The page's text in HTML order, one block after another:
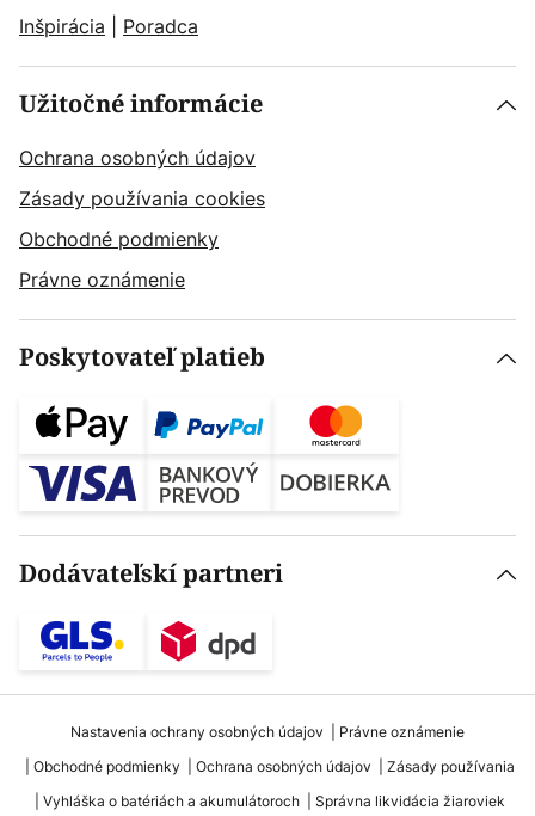
Inšpirácia
Poradca
Užitočné informácie
Ochrana osobných údajov
Zásady používania cookies
Obchodné podmienky
Právne oznámenie
Poskytovateľ platieb
Dodávateľskí partneri
Nastavenia ochrany osobných údajov
Právne oznámenie
Obchodné podmienky
Ochrana osobných údajov
Zásady používania
Vyhláška o batériách a akumulátoroch
Správna likvidácia žiaroviek